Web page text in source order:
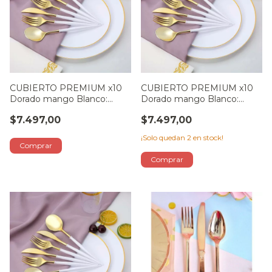
CUBIERTO PREMIUM x10
Dorado mango Blanco:
$7.497,00
CUBIERTO PREMIUM x10
Dorado mango Blanco:
$7.497,00
¡Solo quedan 2 en stock!